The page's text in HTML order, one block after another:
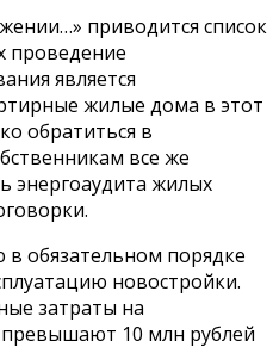
приводится список
проведение
является
жилые дома в этот
обратиться в
все же
энергоаудита жилых
обязательном порядке
новостройки.
затраты на
10 млн рублей